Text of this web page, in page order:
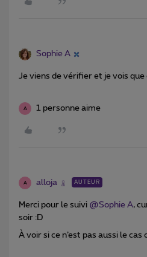
Sophie A
Je viens de vérifier et je vois
A 1 personne aime
A alloja AUTEUR
Merci pour le suivi @Sophie A,
soir :D
À voir si ce n’est pas aussi le cas